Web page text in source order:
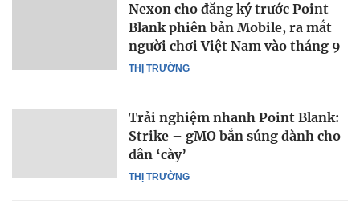
THỊ TRƯỜNG
Nexon cho đăng ký trước Point
Blank phiên bản Mobile, ra mắt
người chơi Việt Nam vào tháng 9
THỊ TRƯỜNG
Trải nghiệm nhanh Point Blank:
Strike – gMO bắn súng dành cho
dân ‘cày’